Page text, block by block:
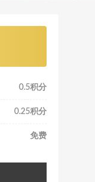
0.5积分
0.25积分
免费